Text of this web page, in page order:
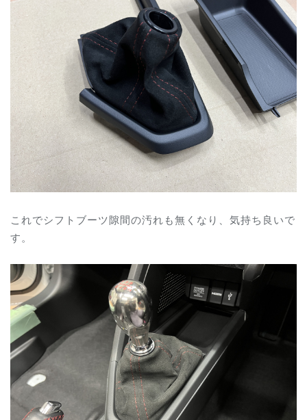
これでシフトブーツ隙間の汚れも無くなり、気持ち良いで
す。